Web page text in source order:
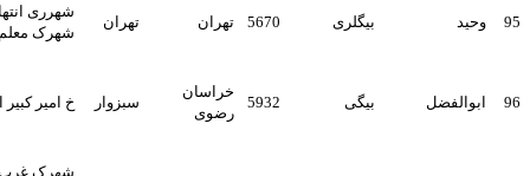
بیگلری 5670 تهران تهران
شهرری انتهای 24 متری
شهرک معلم بلوک4 واحد4
بیگی 5932
رضوی
سبزوار خ امیر کبیر امیر کبیر 34 پ 21
شهرک غرب خ فرحزادی خ